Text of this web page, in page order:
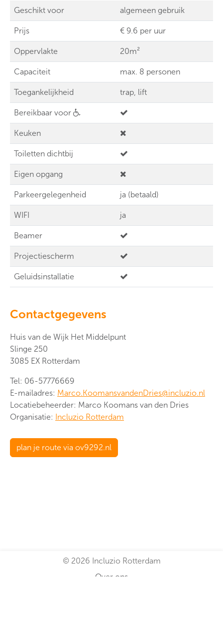
Geschikt voor algemeen gebruik
Prijs € 9.6 per uur
Oppervlakte 20m²
Capaciteit max. 8 personen
Toegankelijkheid trap, lift
Bereikbaar voor
Keuken
Toiletten dichtbij
Eigen opgang
Parkeergelegenheid ja (betaald)
WIFI ja
Beamer
Projectiescherm
Geluidsinstallatie
Contactgegevens
Huis van de Wijk Het Middelpunt
Slinge 250
3085 EX Rotterdam
Tel: 06-57776669
E-mailadres: Marco.KoomansvandenDries@incluzio.nl
Locatiebeheerder: Marco Koomans van den Dries
Organisatie:
Incluzio Rotterdam
plan je route via ov9292.nl
© 2026 Incluzio Rotterdam
Over ons